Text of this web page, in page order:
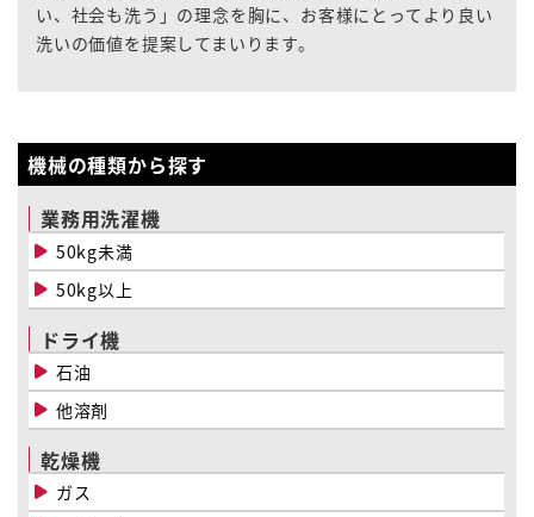
い、社会も洗う」の理念を胸に、お客様にとってより良い
洗いの価値を提案してまいります。
機械の種類から探す
業務用洗濯機
50kg未満
50kg以上
ドライ機
石油
他溶剤
乾燥機
ガス